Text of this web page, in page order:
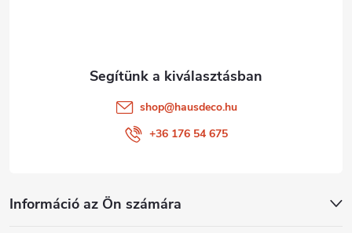
Információ az Ön számára
shop@hausdeco.hu
+36 176 54 675